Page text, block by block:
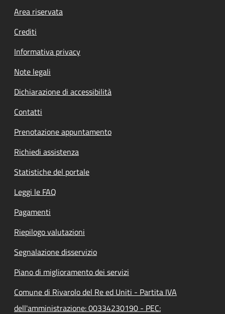
Footer menu
Area riservata
Crediti
Informativa privacy
Note legali
Dichiarazione di accessibilità
Contatti
Prenotazione appuntamento
Richiedi assistenza
Statistiche del portale
Leggi le FAQ
Pagamenti
Riepilogo valutazioni
Segnalazione disservizio
Piano di miglioramento dei servizi
Comune di Rivarolo del Re ed Uniti - Partita IVA
dell'amministrazione: 00334230190 - PEC: